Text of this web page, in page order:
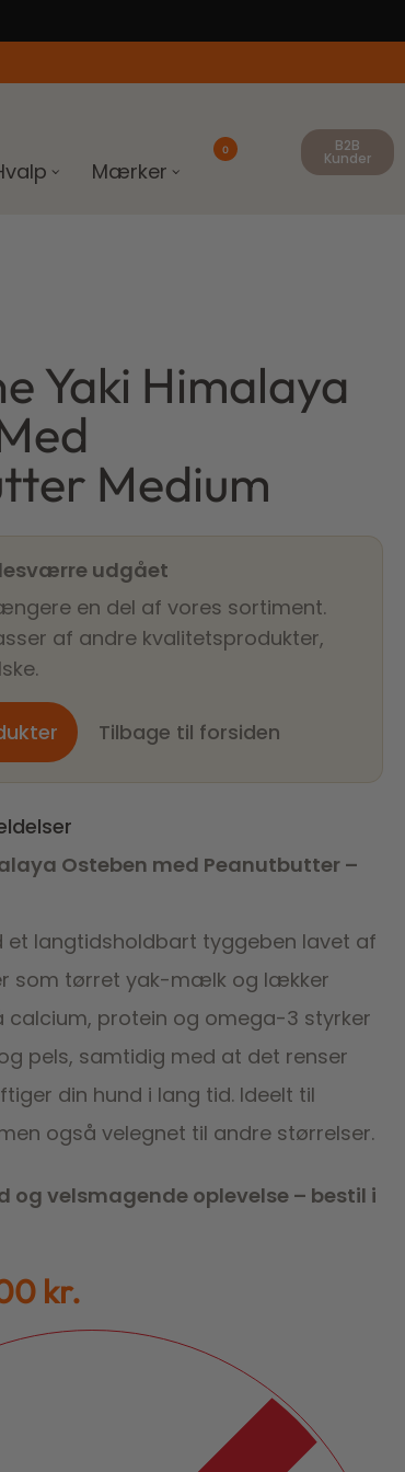
Mærker
0 B2B
Kunder
Yaki Himalaya
Medium
udgået
en del af vores sortiment.
af andre kvalitetsprodukter,
Tilbage til forsiden
Osteben med Peanutbutter –
et langtidsholdbart tyggeben lavet af
som tørret yak-mælk og lækker
calcium, protein og omega-3 styrker
pels, samtidig med at det renser
din hund i lang tid. Ideelt til
også velegnet til andre størrelser.
og velsmagende oplevelse – bestil i
kr.